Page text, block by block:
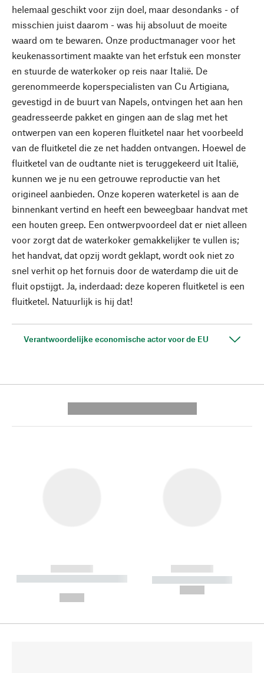
helemaal geschikt voor zijn doel, maar desondanks - of
misschien juist daarom - was hij absoluut de moeite
waard om te bewaren. Onze productmanager voor het
keukenassortiment maakte van het erfstuk een monster
en stuurde de waterkoker op reis naar Italië. De
gerenommeerde koperspecialisten van Cu Artigiana,
gevestigd in de buurt van Napels, ontvingen het aan hen
geadresseerde pakket en gingen aan de slag met het
ontwerpen van een koperen fluitketel naar het voorbeeld
van de fluitketel die ze net hadden ontvangen. Hoewel de
fluitketel van de oudtante niet is teruggekeerd uit Italië,
kunnen we je nu een getrouwe reproductie van het
origineel aanbieden. Onze koperen waterketel is aan de
binnenkant vertind en heeft een beweegbaar handvat met
een houten greep. Een ontwerpvoordeel dat er niet alleen
voor zorgt dat de waterkoker gemakkelijker te vullen is;
het handvat, dat opzij wordt geklapt, wordt ook niet zo
snel verhit op het fornuis door de waterdamp die uit de
fluit opstijgt. Ja, inderdaad: deze koperen fluitketel is een
fluitketel. Natuurlijk is hij dat!
Verantwoordelijke economische actor voor de EU
------------
----------- ----------- --------
------------
----------- -----------